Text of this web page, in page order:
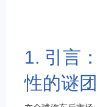
1. 引言
性的谜团